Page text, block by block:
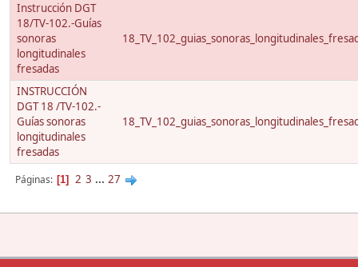
Instrucción DGT
18/TV-102.-Guías
sonoras
longitudinales
fresadas
INSTRUCCIÓN
DGT 18 /TV-102.-
Guías sonoras
longitudinales
fresadas
Páginas 1 2 3 ... 27